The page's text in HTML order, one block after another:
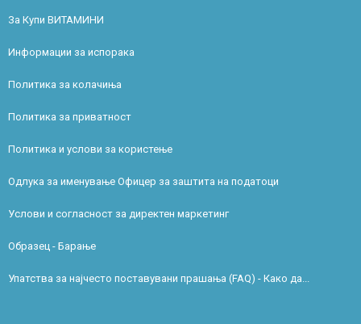
За Купи ВИТАМИНИ
Информации за испорака
Политика за колачиња
Политика за приватност
Политика и услови за користење
Одлука за именување Офицер за заштита на податоци
Услови и согласност за директен маркетинг
Образец - Барање
Упатства за најчесто поставувани прашања (FAQ) - Како да...